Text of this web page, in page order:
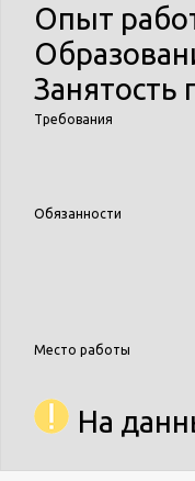
Опыт
Занятость
Требования
Обязанности
Место работы
На